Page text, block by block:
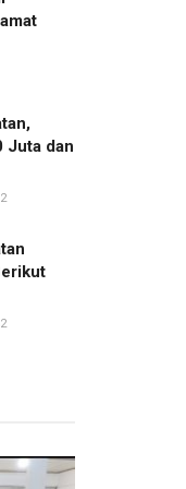
Juta dan